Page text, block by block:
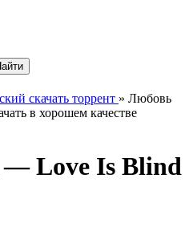
скачать торрент » Любовь
в хорошем качестве
—Love Is Blind